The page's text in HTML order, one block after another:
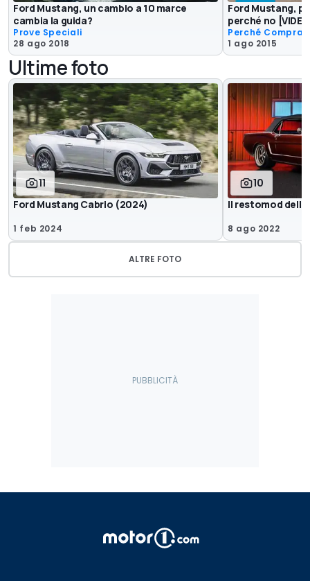
Ford Mustang, un cambio a 10 marce
cambia la guida?
Prove Speciali
28 ago 2018
Ford Mustang,
perché no
Perché
1 ago 2015
Ultime foto
11
Ford Mustang Cabrio (2024)
1 feb 2024
10
Il restomod
8 ago 2022
ALTRE FOTO